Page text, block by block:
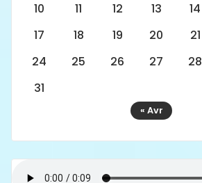
10
11 12 13 14
17
18 19 20 21
24
25 26 27 28
31
« Avr